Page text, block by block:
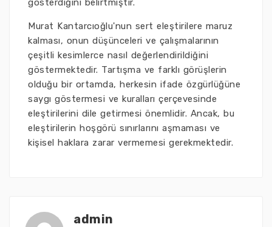
gösterdiğini belirtmiştir.
Murat Kantarcıoğlu'nun sert eleştirilere maruz
kalması, onun düşünceleri ve çalışmalarının
çeşitli kesimlerce nasıl değerlendirildiğini
göstermektedir. Tartışma ve farklı görüşlerin
olduğu bir ortamda, herkesin ifade özgürlüğüne
saygı göstermesi ve kuralları çerçevesinde
eleştirilerini dile getirmesi önemlidir. Ancak, bu
eleştirilerin hoşgörü sınırlarını aşmaması ve
kişisel haklara zarar vermemesi gerekmektedir.
admin